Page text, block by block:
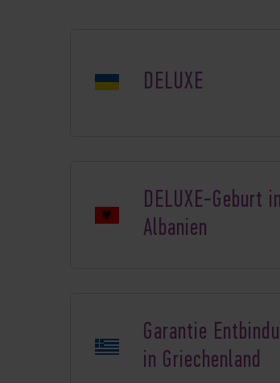
DELUXE
DELUXE-Geburt in
Albanien
Garantie
in Griechenland